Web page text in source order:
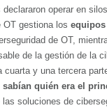
declararon operar en
OT gestiona los
de OT,
de la gestión de la
cuarta y una tercera
sabían quién era el
las soluciones de